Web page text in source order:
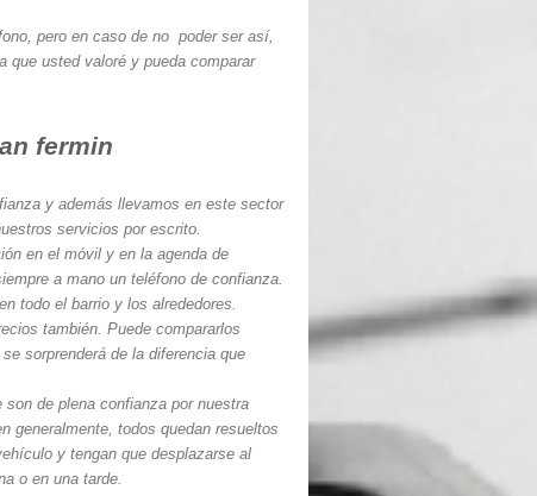
pero en caso de no poder ser así,
que usted valoré y pueda comparar
fermin
y además llevamos en este sector
servicios por escrito.
en el móvil y en la agenda de
a mano un teléfono de confianza.
todo el barrio y los alrededores.
también. Puede compararlos
sorprenderá de la diferencia que
de plena confianza por nuestra
generalmente, todos quedan resueltos
y tengan que desplazarse al
o en una tarde.